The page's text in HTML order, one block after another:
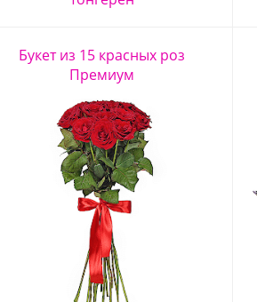
Букет из 15 красных роз
Премиум